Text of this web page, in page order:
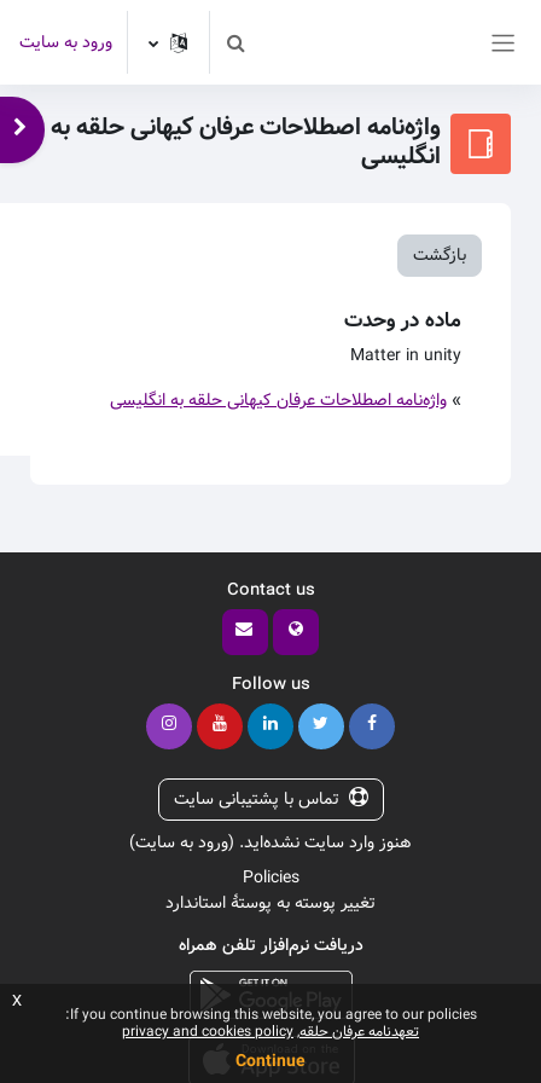
Toggle search inputورود به سایت
واژه‌نامه اصطلاحات عرفان کیهانی حلقه به
انگلیسی
بازگشت
ماده در وحدت
Matter in unity
» واژه‌نامه اصطلاحات عرفان کیهانی حلقه به انگلیسی
Contact us
Follow us
تماس با پشتیبانی سایت
هنوز وارد سایت نشده‌اید. (ورود به سایت)
Policies
تغییر پوسته به پوستهٔ استاندارد
دریافت نرم‌افزار تلفن همراه
If you continue browsing this website, you agree to our policies:
تعهدنامه عرفان حلقه privacy and cookies policy
Continue
x